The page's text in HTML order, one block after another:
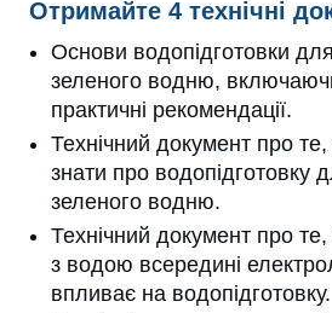
Отримайте 4 технічні
Основи водопідготовки
зеленого водню,
практичні рекомендації.
Технічний документ про
знати про водопідготовку
зеленого водню.
Технічний документ про
з водою всередині
впливає на водопідготовку.